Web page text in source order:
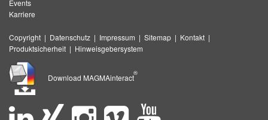
Events
Karriere
Copyright | Datenschutz | Impressum | Sitemap | Kontakt |
Produktsicherheit | Hinweisgebersystem
Download MAGMAinteract
®